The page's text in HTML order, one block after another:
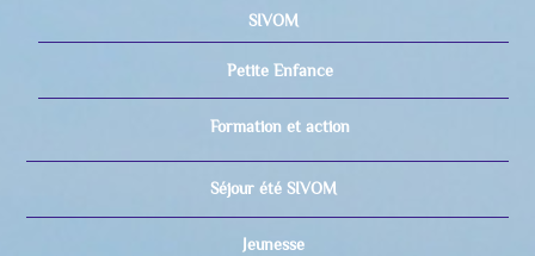
SIVOM
Petite Enfance
Formation et action
Séjour été SIVOM
Jeunesse